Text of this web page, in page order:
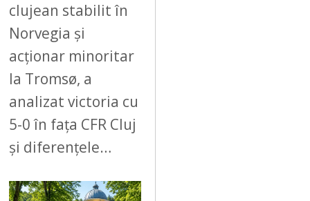
clujean stabilit în
Norvegia și
acționar minoritar
la Tromsø, a
analizat victoria cu
5-0 în fața CFR Cluj
și diferențele…